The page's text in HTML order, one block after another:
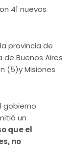
41 nuevos
provincia de
de Buenos Aires
(5)y Misiones
gobierno
un
que el
no